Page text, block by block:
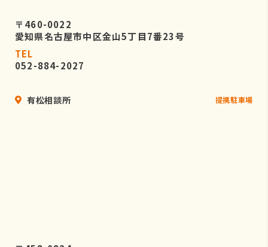
〒460-0022
愛知県名古屋市中区金山5丁目7番23号
TEL
052-884-2027
有松相談所 提携駐車場